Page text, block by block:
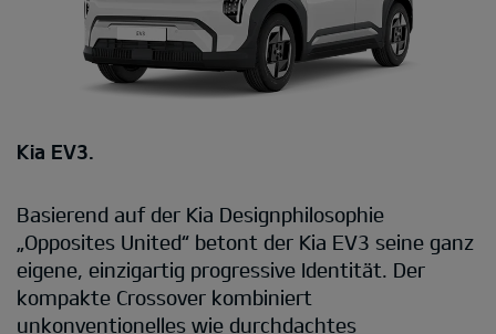
Kia EV3.
Basierend auf der Kia Designphilosophie
„Opposites United“ betont der Kia EV3 seine ganz
eigene, einzigartig progressive Identität. Der
kompakte Crossover kombiniert
unkonventionelles wie durchdachtes